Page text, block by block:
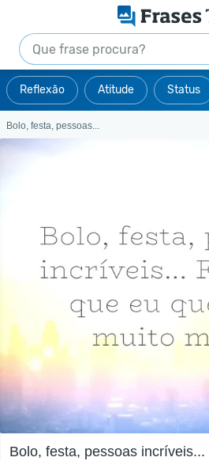
Reflexão Atitude Status
Bolo, festa, pessoas...
Bolo, festa, pessoas